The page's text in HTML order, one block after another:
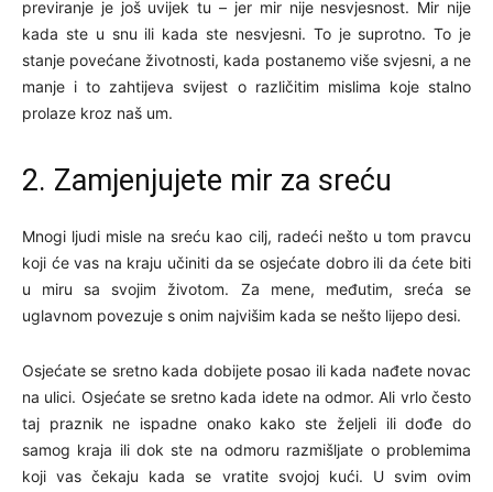
previranje je još uvijek tu – jer mir nije nesvjesnost. Mir nije
kada ste u snu ili kada ste nesvjesni. To je suprotno. To je
stanje povećane životnosti, kada postanemo više svjesni, a ne
manje i to zahtijeva svijest o različitim mislima koje stalno
prolaze kroz naš um.
2. Zamjenjujete mir za sreću
Mnogi ljudi misle na sreću kao cilj, radeći nešto u tom pravcu
koji će vas na kraju učiniti da se osjećate dobro ili da ćete biti
u miru sa svojim životom. Za mene, međutim, sreća se
uglavnom povezuje s onim najvišim kada se nešto lijepo desi.
Osjećate se sretno kada dobijete posao ili kada nađete novac
na ulici. Osjećate se sretno kada idete na odmor. Ali vrlo često
taj praznik ne ispadne onako kako ste željeli ili dođe do
samog kraja ili dok ste na odmoru razmišljate o problemima
koji vas čekaju kada se vratite svojoj kući. U svim ovim